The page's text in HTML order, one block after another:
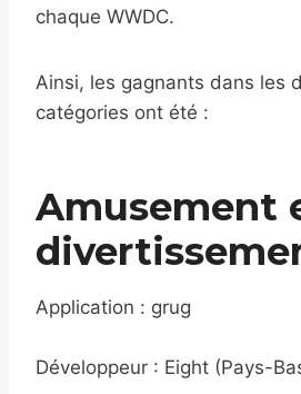
chaque WWDC.
Ainsi, les gagnants dans les
catégories ont été :
Amusement
Application : grug
Développeur : Eight (Pays-